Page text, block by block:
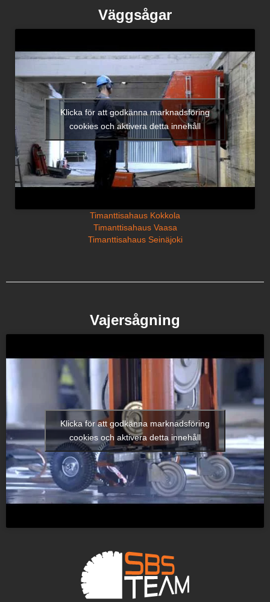
Väggsågar
Klicka för att godkänna marknadsföring
cookies och aktivera detta innehåll
Timanttisahaus Kokkola
Timanttisahaus Vaasa
Timanttisahaus Seinäjoki
Vajersågning
Klicka för att godkänna marknadsföring
cookies och aktivera detta innehåll